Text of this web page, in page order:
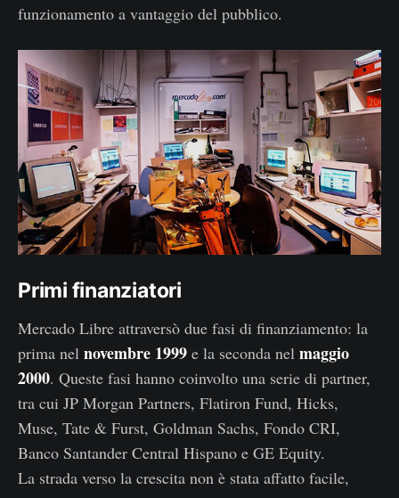
funzionamento a vantaggio del pubblico.
Primi finanziatori
Mercado Libre attraversò due fasi di finanziamento: la
prima nel novembre 1999 e la seconda nel maggio
2000. Queste fasi hanno coinvolto una serie di partner,
tra cui JP Morgan Partners, Flatiron Fund, Hicks,
Muse, Tate & Furst, Goldman Sachs, Fondo CRI,
Banco Santander Central Hispano e GE Equity.
La strada verso la crescita non è stata affatto facile,